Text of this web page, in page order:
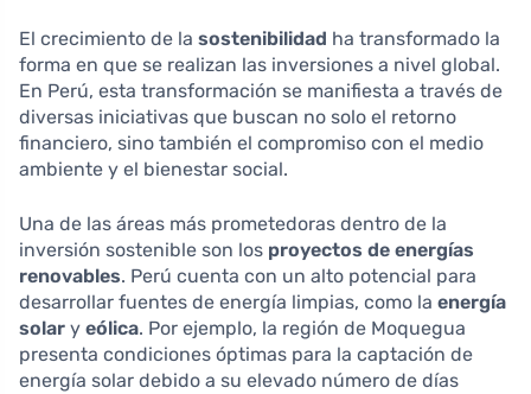
El crecimiento de la sostenibilidad ha transformado la
forma en que se realizan las inversiones a nivel global.
En Perú, esta transformación se manifiesta a través de
diversas iniciativas que buscan no solo el retorno
financiero, sino también el compromiso con el medio
ambiente y el bienestar social.
Una de las áreas más prometedoras dentro de la
inversión sostenible son los proyectos de energías
renovables. Perú cuenta con un alto potencial para
desarrollar fuentes de energía limpias, como la energía
solar y eólica. Por ejemplo, la región de Moquegua
presenta condiciones óptimas para la captación de
energía solar debido a su elevado número de días